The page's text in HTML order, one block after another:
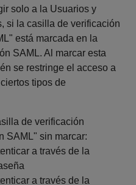
solo a la Usuarios y
si la casilla de verificación
está marcada en la
SAML. Al marcar esta
se restringe el acceso a
tipos de
de verificación
SAML" sin marcar:
a través de la
a través de la